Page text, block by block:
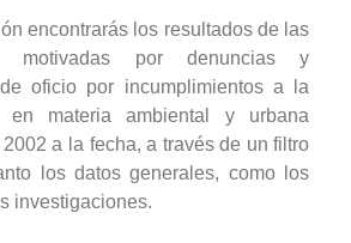
encontrarás los resultados de las
motivadas por denuncias y
oficio por incumplimientos a la
en materia ambiental y urbana
a la fecha, a través de un filtro
los datos generales, como los
investigaciones.